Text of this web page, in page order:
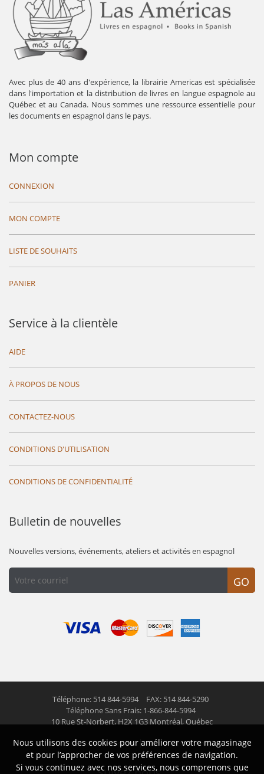
Avec plus de 40 ans d'expérience, la librairie Americas est spécialisée
dans l'importation et la distribution de livres en langue espagnole au
Québec et au Canada. Nous sommes une ressource essentielle pour
les documents en espagnol dans le pays.
Mon compte
CONNEXION
MON COMPTE
LISTE DE SOUHAITS
PANIER
Service à la clientèle
AIDE
À PROPOS DE NOUS
CONTACTEZ-NOUS
CONDITIONS D'UTILISATION
CONDITIONS DE CONFIDENTIALITÉ
Bulletin de nouvelles
Nouvelles versions, événements, ateliers et activités en espagnol
GO
Téléphone: 514 844-5994
FAX: 514 844-5290
Téléphone Sans Frais: 1-866-844-5994
10 Rue St-Norbert, H2X 1G3 Montréal, Québec
© 2026 Las Americas inc. Tous droits réservés
Nous utilisons des cookies pour améliorer votre magasinage
et pour l’approcher de vos préférences de navigation.
Si vous continuez avec nos services, nous comprenons que